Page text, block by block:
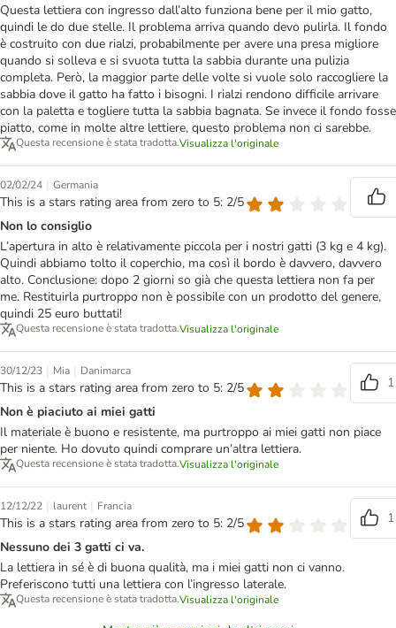
Questa lettiera con ingresso dall’alto funziona bene per il mio gatto,
quindi le do due stelle. Il problema arriva quando devo pulirla. Il fondo
è costruito con due rialzi, probabilmente per avere una presa migliore
quando si solleva e si svuota tutta la sabbia durante una pulizia
completa. Però, la maggior parte delle volte si vuole solo raccogliere la
sabbia dove il gatto ha fatto i bisogni. I rialzi rendono difficile arrivare
con la paletta e togliere tutta la sabbia bagnata. Se invece il fondo fosse
piatto, come in molte altre lettiere, questo problema non ci sarebbe.
Questa recensione è stata tradotta.Visualizza l'originale
02/02/24 | Germania
This is a stars rating area from zero to 5: 2/5
Non lo consiglio
L’apertura in alto è relativamente piccola per i nostri gatti (3 kg e 4 kg).
Quindi abbiamo tolto il coperchio, ma così il bordo è davvero, davvero
alto. Conclusione: dopo 2 giorni so già che questa lettiera non fa per
me. Restituirla purtroppo non è possibile con un prodotto del genere,
quindi 25 euro buttati!
Questa recensione è stata tradotta.Visualizza l'originale
30/12/23 | Mia | Danimarca
This is a stars rating area from zero to 5: 2/5
1
Non è piaciuto ai miei gatti
Il materiale è buono e resistente, ma purtroppo ai miei gatti non piace
per niente. Ho dovuto quindi comprare un’altra lettiera.
Questa recensione è stata tradotta.Visualizza l'originale
12/12/22 | laurent | Francia
This is a stars rating area from zero to 5: 2/5
1
Nessuno dei 3 gatti ci va.
La lettiera in sé è di buona qualità, ma i miei gatti non ci vanno.
Preferiscono tutti una lettiera con l’ingresso laterale.
Questa recensione è stata tradotta.Visualizza l'originale